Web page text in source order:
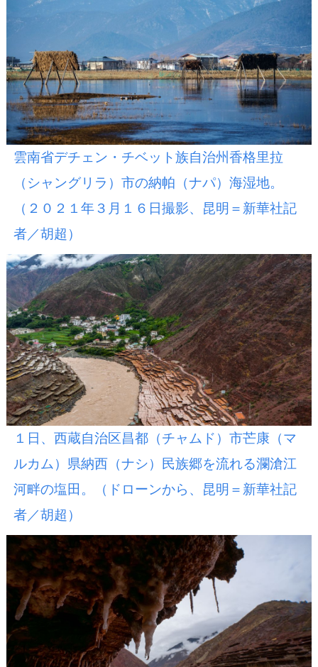
雲南省デチェン・チベット族自治州香格里拉
（シャングリラ）市の納帕（ナパ）海湿地。
（２０２１年３月１６日撮影、昆明＝新華社記
者／胡超）
１日、西蔵自治区昌都（チャムド）市芒康（マ
ルカム）県納西（ナシ）民族郷を流れる瀾滄江
河畔の塩田。（ドローンから、昆明＝新華社記
者／胡超）